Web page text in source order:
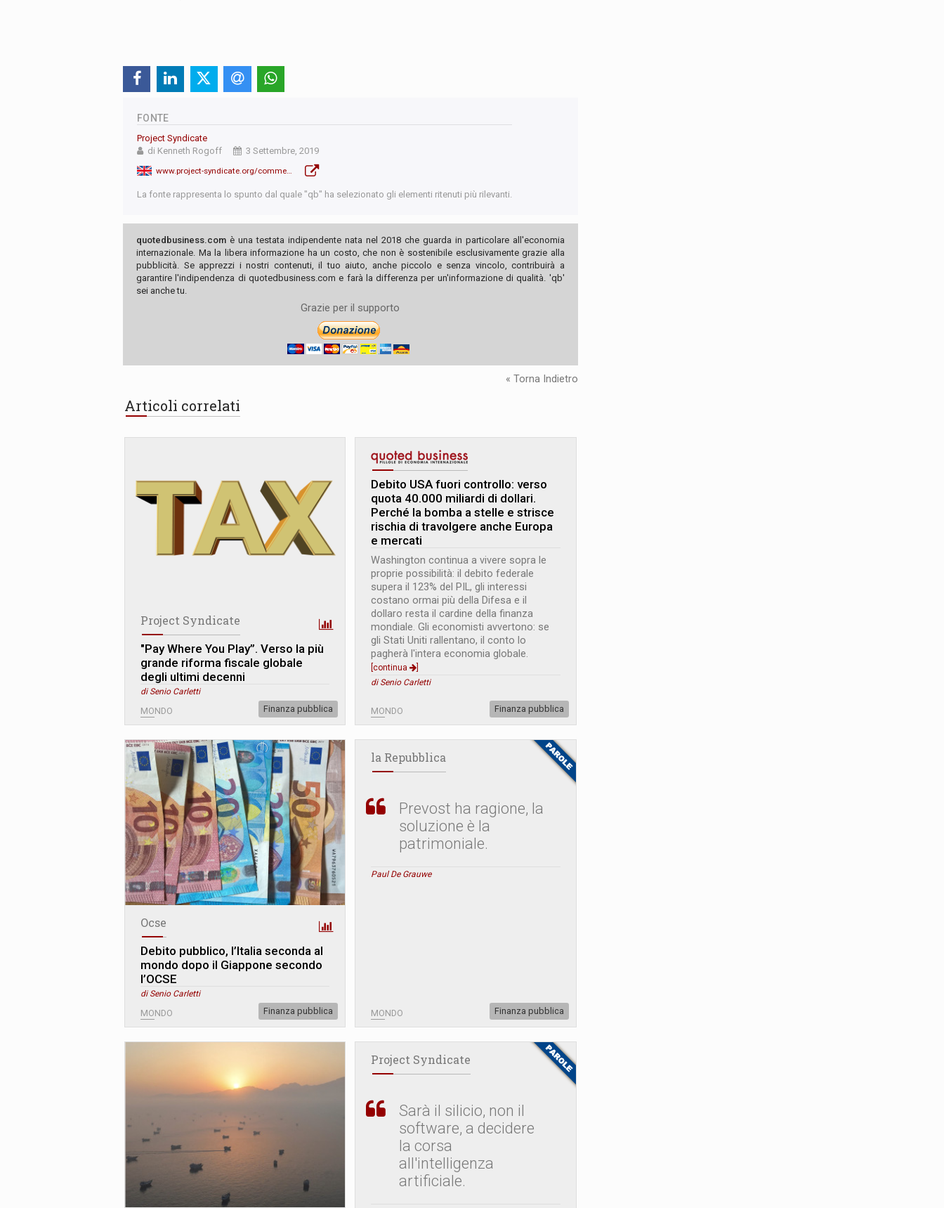
FONTE
Project Syndicate
di Kenneth Rogoff
3 Settembre, 2019
La fonte rappresenta lo spunto dal quale "qb" ha selezionato gli elementi ritenuti più rilevanti.
quotedbusiness.com è una testata indipendente nata nel 2018 che guarda in particolare all'economia
internazionale. Ma la libera informazione ha un costo, che non è sostenibile esclusivamente grazie alla
pubblicità. Se apprezzi i nostri contenuti, il tuo aiuto, anche piccolo e senza vincolo, contribuirà a
garantire l'indipendenza di quotedbusiness.com e farà la differenza per un'informazione di qualità. 'qb'
sei anche tu.
Grazie per il supporto
« Torna Indietro
Articoli correlati
Project Syndicate
"Pay Where You Play”. Verso la più
grande riforma fiscale globale
degli ultimi decenni
di Senio Carletti
MONDO Finanza pubblica
Debito USA fuori controllo: verso
quota 40.000 miliardi di dollari.
Perché la bomba a stelle e strisce
rischia di travolgere anche Europa
e mercati
Washington continua a vivere sopra le
proprie possibilità: il debito federale
supera il 123% del PIL, gli interessi
costano ormai più della Difesa e il
dollaro resta il cardine della finanza
mondiale. Gli economisti avvertono: se
gli Stati Uniti rallentano, il conto lo
pagherà l'intera economia globale.
[continua
di Senio Carletti
MONDO Finanza pubblica
Ocse
Debito pubblico, l’Italia seconda al
mondo dopo il Giappone secondo
l’OCSE
di Senio Carletti
MONDO Finanza pubblica
la Repubblica
Prevost ha ragione, la
soluzione è la
patrimoniale.
Paul De Grauwe
MONDO Finanza pubblica
Project Syndicate
Sarà il silicio, non il
software, a decidere
la corsa
all'intelligenza
artificiale.